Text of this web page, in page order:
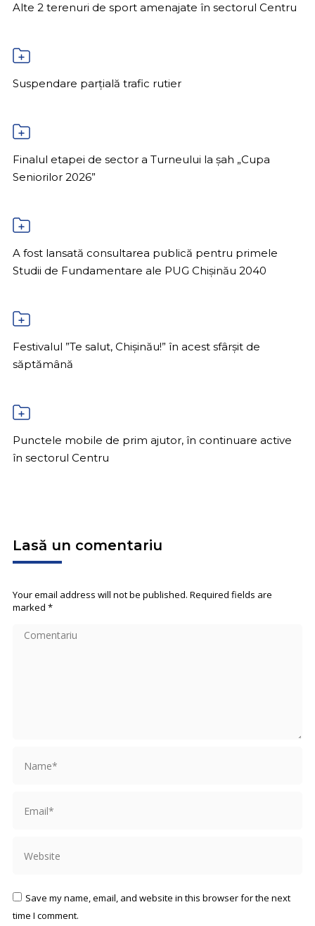
Alte 2 terenuri de sport amenajate în sectorul Centru
Suspendare parțială trafic rutier
Finalul etapei de sector a Turneului la șah „Cupa
Seniorilor 2026”
A fost lansată consultarea publică pentru primele
Studii de Fundamentare ale PUG Chișinău 2040
Festivalul ”Te salut, Chișinău!” în acest sfârșit de
săptămână
Punctele mobile de prim ajutor, în continuare active
în sectorul Centru
Lasă un comentariu
Your email address will not be published. Required fields are
marked *
Comentariu
Save my name, email, and website in this browser for the next
time I comment.